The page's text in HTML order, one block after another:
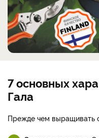
7 основных
Гала
Прежде чем выращивать